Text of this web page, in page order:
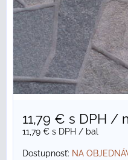
11,79 € s DPH /
11,79 € s DPH / bal
Dostupnosť: NA